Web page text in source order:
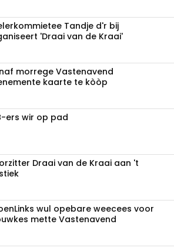
Tandje d'r bij
'Draai van de Kraai'
morrege Vastenavend
kaarte te kòòp
ers wir op pad
Draai van de Kraai aan 't
wul opebare weecees voor
mette Vastenavend